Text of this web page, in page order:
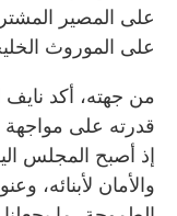
على المصير
على الموروث
من جهته، أكد
قدرته على مواجهة
إذ أصبح المجلس
والأمان لأبنائه،